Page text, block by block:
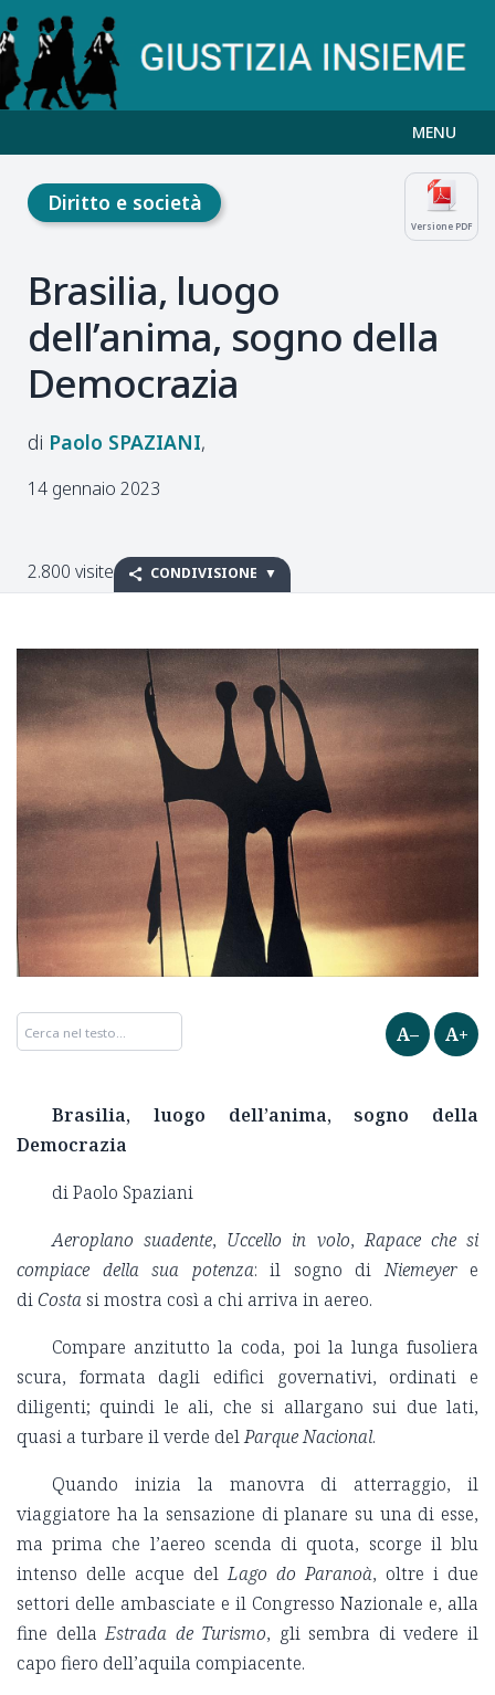
MENU
Versione PDF
Diritto e società
Brasilia, luogo
dell’anima, sogno della
Democrazia
Paolo SPAZIANI
14 gennaio 2023
2.800 visite CONDIVISIONE
A– A+
Brasilia, luogo dell’anima, sogno della
Democrazia
di Paolo Spaziani
Aeroplano suadente, Uccello in volo,Rapace che si
compiace della sua potenza: il sogno diNiemeyere
diCosta si mostra così a chi arriva in aereo.
Compare anzitutto la coda, poi la lunga fusoliera
scura, formata dagli edifici governativi, ordinati e
diligenti; quindi le ali, che si allargano sui due lati,
quasi a turbare il verde delParque Nacional.
Quando inizia la manovra di atterraggio, il
viaggiatore ha la sensazione di planare su una di esse,
ma prima che l’aereo scenda di quota, scorge il blu
intenso delle acque delLago do Paranoà, oltre i due
settori delle ambasciate e il Congresso Nazionale e, alla
fine dellaEstrada de Turismo, gli sembra di vedere il
capo fiero dell’aquila compiacente.